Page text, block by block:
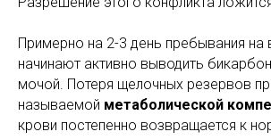
Примерно на 2-3 день пребывания на
начинают активно выводить
мочой. Потеря щелочных резервов
называемой метаболической
крови постепенно возвращается к